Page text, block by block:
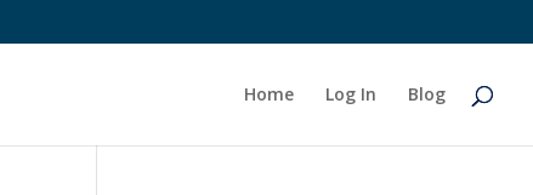
Home Log In Blog